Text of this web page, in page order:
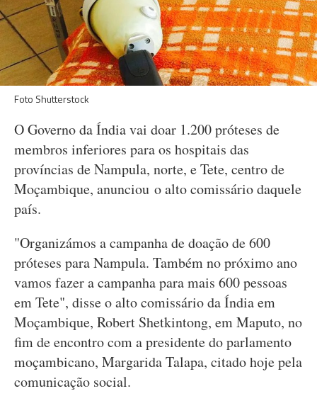
Foto Shutterstock
O Governo da Índia vai doar 1.200 próteses de
membros inferiores para os hospitais das
províncias de Nampula, norte, e Tete, centro de
Moçambique, anunciou o alto comissário daquele
país.
"Organizámos a campanha de doação de 600
próteses para Nampula. Também no próximo ano
vamos fazer a campanha para mais 600 pessoas
em Tete", disse o alto comissário da Índia em
Moçambique, Robert Shetkintong, em Maputo, no
fim de encontro com a presidente do parlamento
moçambicano, Margarida Talapa, citado hoje pela
comunicação social.